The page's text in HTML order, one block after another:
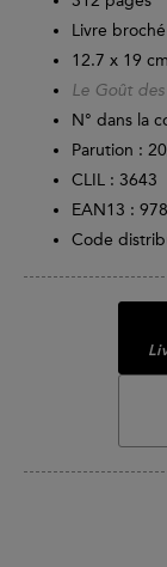
Livre broché
12.7 x 19 cm
Le Goût
N° dans la
Parution :
CLIL : 3643
EAN13 :
Code